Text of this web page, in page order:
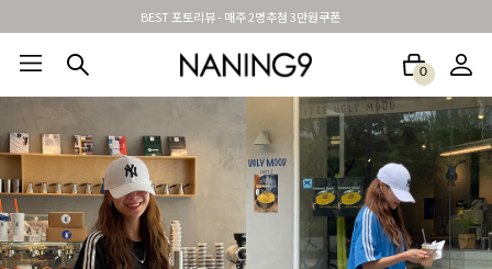
신규가입시 무료배송 + 2천원할인쿠폰
0
썸머여행룩 아울렛 하객&모임룩